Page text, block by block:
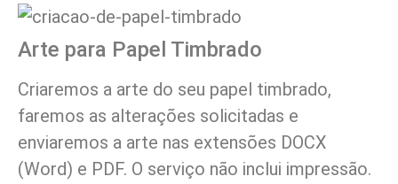
Arte para Papel Timbrado
Criaremos a arte do seu papel timbrado,
faremos as alterações solicitadas e
enviaremos a arte nas extensões DOCX
(Word) e PDF. O serviço não inclui impressão.